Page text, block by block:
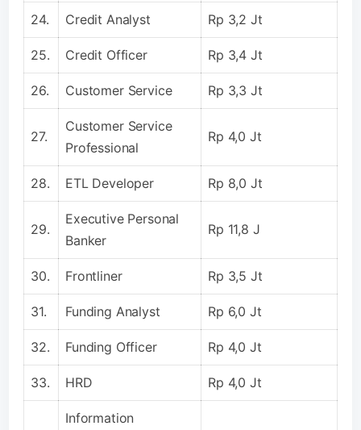
24. Credit Analyst Rp 3,2 Jt
25. Credit Officer Rp 3,4 Jt
26. Customer Service Rp 3,3 Jt
27.
Customer Service
Professional
Rp 4,0 Jt
28. ETL Developer Rp 8,0 Jt
29.
Executive Personal
Banker
Rp 11,8 J
30. Frontliner Rp 3,5 Jt
31. Funding Analyst Rp 6,0 Jt
32. Funding Officer Rp 4,0 Jt
33. HRD Rp 4,0 Jt
Information